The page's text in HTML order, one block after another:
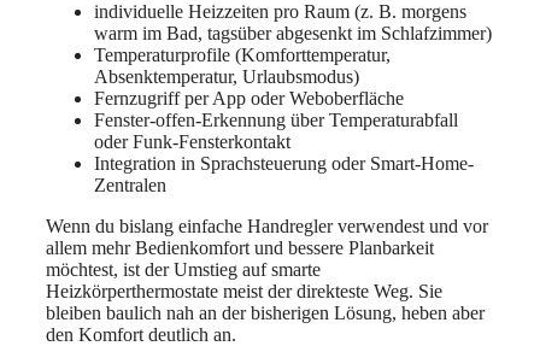
individuelle Heizzeiten pro Raum (z. B. morgens
warm im Bad, tagsüber abgesenkt im Schlafzimmer)
Temperaturprofile (Komforttemperatur,
Absenktemperatur, Urlaubsmodus)
Fernzugriff per App oder Weboberfläche
Fenster-offen-Erkennung über Temperaturabfall
oder Funk-Fensterkontakt
Integration in Sprachsteuerung oder Smart-Home-
Zentralen
Wenn du bislang einfache Handregler verwendest und vor
allem mehr Bedienkomfort und bessere Planbarkeit
möchtest, ist der Umstieg auf smarte
Heizkörperthermostate meist der direkteste Weg. Sie
bleiben baulich nah an der bisherigen Lösung, heben aber
den Komfort deutlich an.